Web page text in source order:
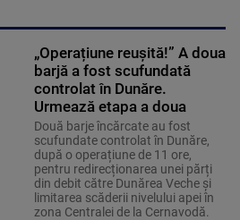
„Operațiune reușită!” A doua
barjă a fost scufundată
controlat în Dunăre.
Urmează etapa a doua
Două barje încărcate au fost
scufundate controlat în Dunăre,
după o operațiune de 11 ore,
pentru redirecționarea unei părți
din debit către Dunărea Veche și
limitarea scăderii nivelului apei în
zona Centralei de la Cernavodă.